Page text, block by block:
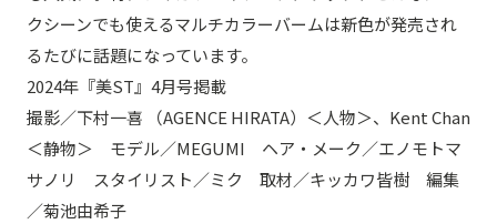
クシーンでも使えるマルチカラーバームは新色が発売され
るたびに話題になっています。
2024年『美ST』4月号掲載
撮影／下村一喜 （AGENCE HIRATA）＜人物＞、Kent Chan
＜静物＞ モデル／MEGUMI ヘア・メーク／エノモトマ
サノリ スタイリスト／ミク 取材／キッカワ皆樹 編集
／菊池由希子